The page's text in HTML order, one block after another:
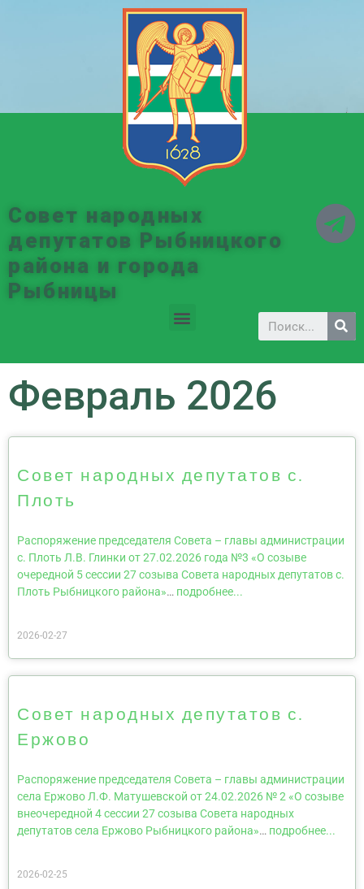
Совет народных
депутатов Рыбницкого
района и города
Рыбницы
Февраль 2026
Совет народных депутатов с.
Плоть
Распоряжение председателя Совета – главы администрации
с. Плоть Л.В. Глинки от 27.02.2026 года №3 «О созыве
очередной 5 сессии 27 созыва Совета народных депутатов с.
Плоть Рыбницкого района»… подробнее...
2026-02-27
Совет народных депутатов с.
Ержово
Распоряжение председателя Совета – главы администрации
села Ержово Л.Ф. Матушевской от 24.02.2026 № 2 «О созыве
внеочередной 4 сессии 27 созыва Совета народных
депутатов села Ержово Рыбницкого района»… подробнее...
2026-02-25